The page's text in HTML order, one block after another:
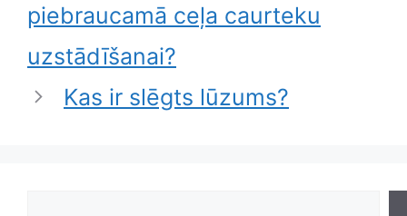
piebraucamā ceļa caurteku
uzstādīšanai?
Kas ir slēgts lūzums?